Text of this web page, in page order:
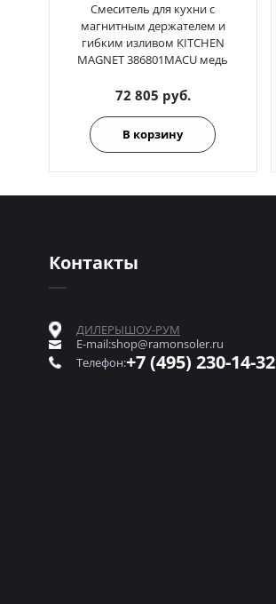
Смеситель для кухни с
магнитным держателем и
гибким изливом KITCHEN
MAGNET 386801MACU медь
72 805 руб.
В корзину
Контакты
ДИЛЕРЫШОУ-РУМ
E-mail:shop@ramonsoler.ru
Телефон:+7 (495) 230-14-32